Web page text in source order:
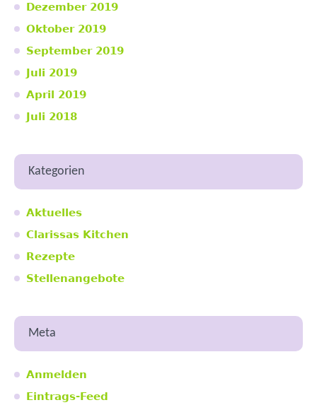
Dezember 2019
Oktober 2019
September 2019
Juli 2019
April 2019
Juli 2018
Kategorien
Aktuelles
Clarissas Kitchen
Rezepte
Stellenangebote
Meta
Anmelden
Eintrags-Feed